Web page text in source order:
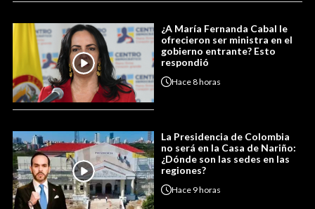
¿A María Fernanda Cabal le
ofrecieron ser ministra en el
gobierno entrante? Esto
respondió
Hace8 horas
La Presidencia de Colombia
no será en la Casa de Nariño:
¿Dónde son las sedes en las
regiones?
Hace 9 horas